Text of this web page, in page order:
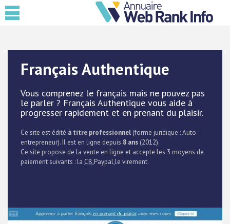
Français Authentique
Vous comprenez le français mais ne pouvez pas
le parler ? Français Authentique vous aide à
progresser rapidement et en prenant du plaisir.
Ce site est édité à titre professionnel (forme juridique : Auto-
entrepreneur). Il est en ligne depuis 8 ans (2012).
Ce site propose de la vente en ligne et accepte les 3 moyens de
paiement suivants : la CB,Paypal,le virement.